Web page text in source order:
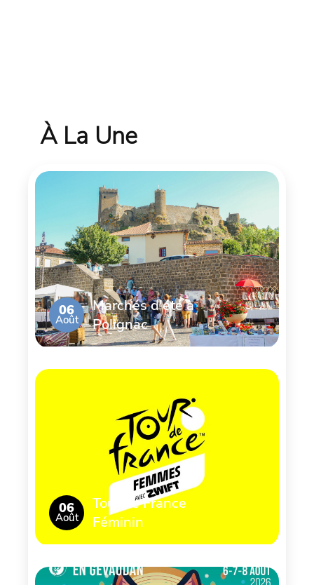
À La Une
06
Août
Marchés d'été à
Polignac
06
Août
Tour de France
Féminin